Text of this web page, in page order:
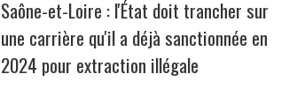
Saône-et-Loire : l'État doit trancher sur
une carrière qu'il a déjà sanctionnée en
2024 pour extraction illégale